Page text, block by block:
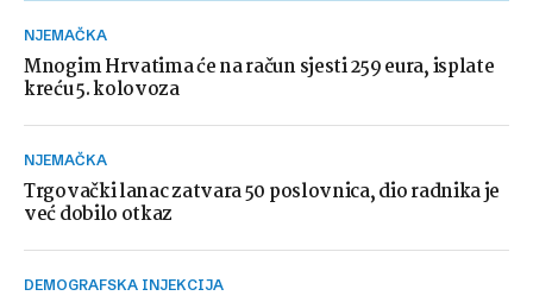
NJEMAČKA
Mnogim Hrvatima će na račun sjesti 259 eura, isplate
kreću 5. kolovoza
NJEMAČKA
Trgovački lanac zatvara 50 poslovnica, dio radnika je
već dobilo otkaz
DEMOGRAFSKA INJEKCIJA